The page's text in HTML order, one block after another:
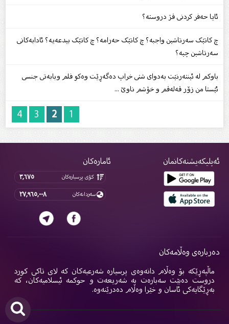
ئایا حەفر کردنى قژ دروستە؟
چ کاتێک سەرتاشین واجبە؟ چ کاتێک حەرامە؟ چ کاتێک بیدعەیە؟ ئادابەکانى
سەرتاشین چیە؟
باوکم لە ئینتەرنێت بەدوای شتى خراپ دەگەڕێت وەکو فلم وبابەتى جنسی
ئێستا من زۆر قەلەقم و خۆشم ناوێ ...
1
2
3
4
ئەپلیکەیشنەکانمان ئامارەکان
کۆی پرسیارەکان ٣,٦٧٥
سەردانەکان ٢٧,٩٦٥,٠٠٨
دەربارەی وەڵامەکان
ماڵپەڕێکە بۆ وەڵام دانەوەی پرسیارە شەرعیەکان کە لای تاکی کورد
دروست دەبێت سەبارەت بە شەریعەت و حوکمە ئیسلامیەکان، کە
بەڕێگایەکی ئاسان و خێرا وەڵام دەدرێنەوە.